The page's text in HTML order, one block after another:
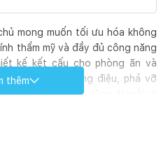
mong muốn tối ưu hóa không
thẩm mỹ và đầy đủ công năng
kế kết cấu cho phòng ăn và
gian mở, đồng điệu, phá vỡ
hoạt chung và riêng. Ngoài ra
thêm